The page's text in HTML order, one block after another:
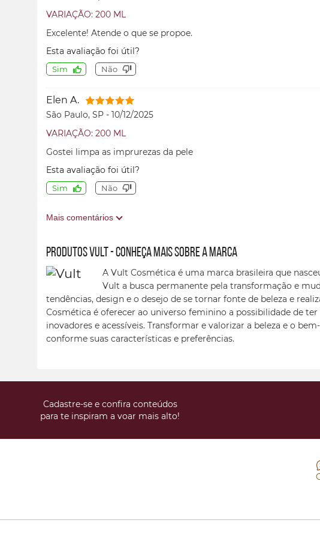
VARIAÇÃO: 200 ML
Excelente! Atende o que se propoe.
Esta avaliação foi útil?
Sim Não
Elen A.
São Paulo, SP - 10/12/2025
VARIAÇÃO: 200 ML
Gostei limpa as imprurezas da pele
Esta avaliação foi útil?
Sim Não
Mais comentários
Produtos Vult - conheça mais sobre a marca
A Vult Cosmética é uma marca brasileira que
Vult a busca permanente pela transformação e
tendências, design e o desejo de se tornar fonte de beleza e
Cosmética é oferecer ao universo feminino a possibilidade de
inovadores e acessíveis. Transformar e valorizar a beleza e o
conforme suas características e preferências.
Cadastre-se e confira conteúdos
para te inspiram a voar mais alto!